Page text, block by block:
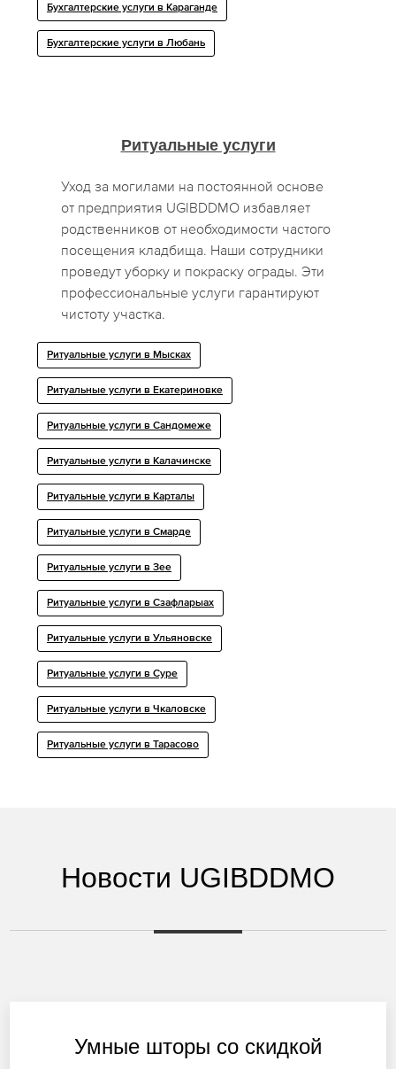
Бухгалтерские услуги в Караганде
Бухгалтерские услуги в Любань
Ритуальные услуги
Уход за могилами на постоянной основе
от предприятия UGIBDDMO избавляет
родственников от необходимости частого
посещения кладбища. Наши сотрудники
проведут уборку и покраску ограды. Эти
профессиональные услуги гарантируют
чистоту участка.
Ритуальные услуги в Мысках
Ритуальные услуги в Екатериновке
Ритуальные услуги в Сандомеже
Ритуальные услуги в Калачинске
Ритуальные услуги в Карталы
Ритуальные услуги в Смарде
Ритуальные услуги в Зее
Ритуальные услуги в Сзафларыах
Ритуальные услуги в Ульяновске
Ритуальные услуги в Суре
Ритуальные услуги в Чкаловске
Ритуальные услуги в Тарасово
Новости UGIBDDMO
Умные шторы со скидкой